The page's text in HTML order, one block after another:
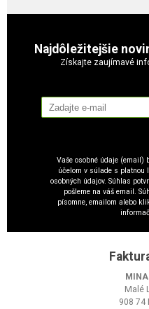
Najdôležitejšie
Získajte zaujímavé
Vaše osobné údaje (email)
účelom v súlade s
osobných údajov. Súhlas
pošleme na váš email.
písomne, emailom alebo
Malé
908 74